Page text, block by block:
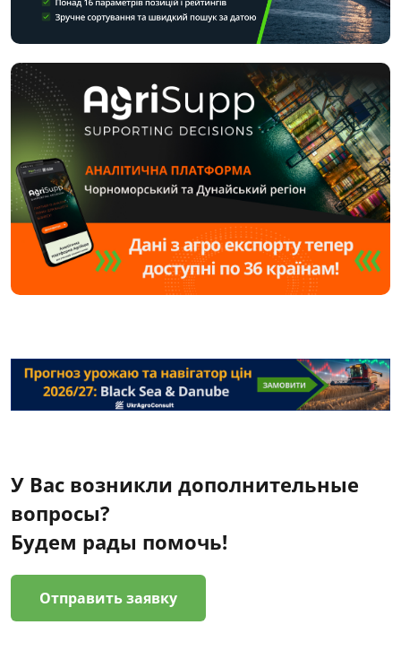
У Вас возникли дополнительные
вопросы?
Будем рады помочь!
Отправить заявку